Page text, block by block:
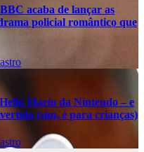
acaba de lançar as
policial romântico que
Mario da Nintendo – e
(sim, é para crianças)